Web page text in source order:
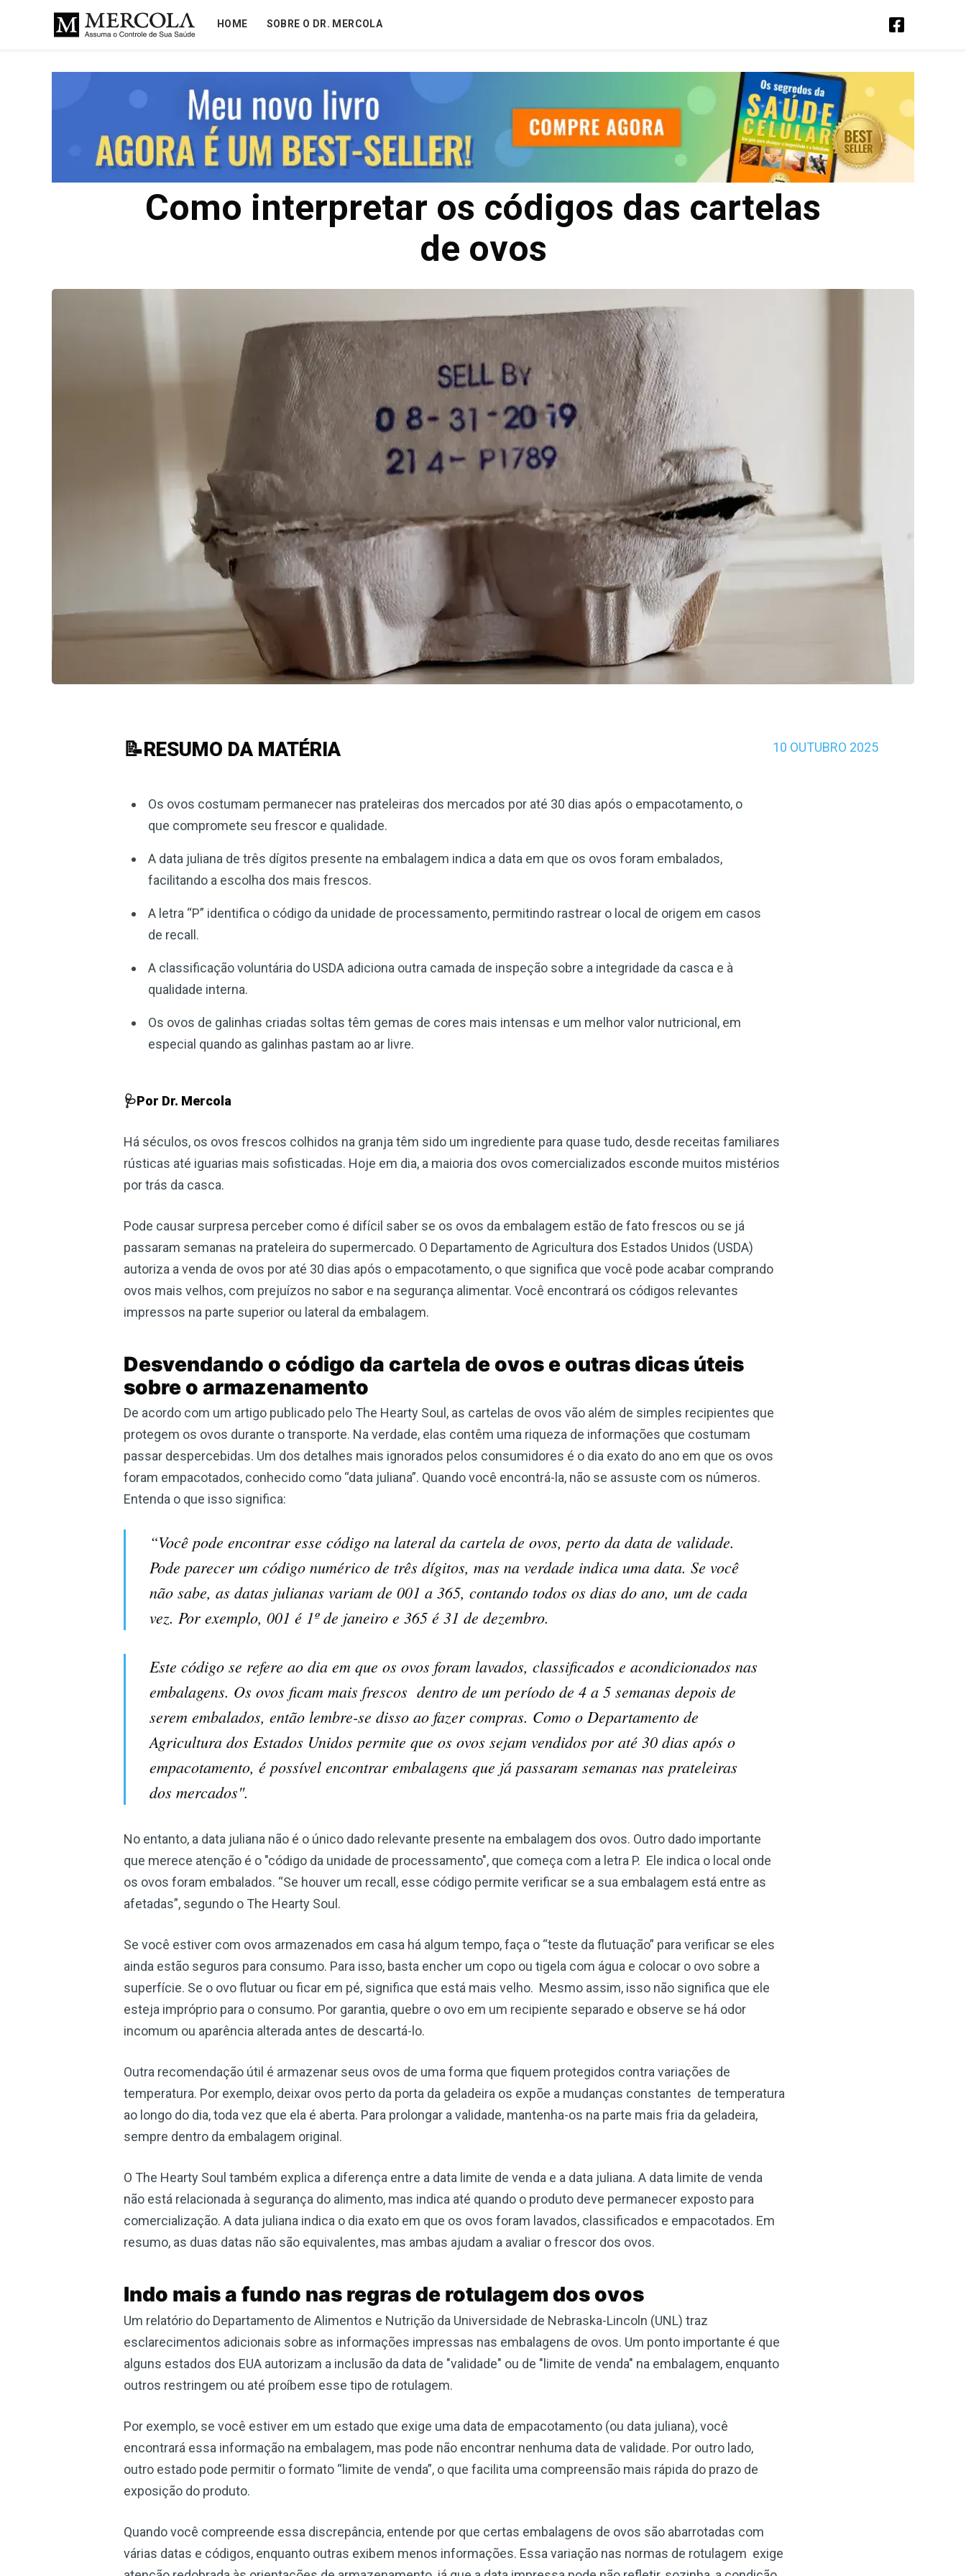
HOME SOBRE O DR. MERCOLA
Como interpretar os códigos das cartelas
de ovos
10 OUTUBRO 2025
📝RESUMO DA MATÉRIA
Os ovos costumam permanecer nas prateleiras dos mercados por até 30 dias após o empacotamento, o
que compromete seu frescor e qualidade.
A data juliana de três dígitos presente na embalagem indica a data em que os ovos foram embalados,
facilitando a escolha dos mais frescos.
A letra “P” identifica o código da unidade de processamento, permitindo rastrear o local de origem em casos
de recall.
A classificação voluntária do USDA adiciona outra camada de inspeção sobre a integridade da casca e à
qualidade interna.
Os ovos de galinhas criadas soltas têm gemas de cores mais intensas e um melhor valor nutricional, em
especial quando as galinhas pastam ao ar livre.
🩺Por Dr. Mercola
Há séculos, os ovos frescos colhidos na granja têm sido um ingrediente para quase tudo, desde receitas familiares
rústicas até iguarias mais sofisticadas. Hoje em dia, a maioria dos ovos comercializados esconde muitos mistérios
por trás da casca.
Pode causar surpresa perceber como é difícil saber se os ovos da embalagem estão de fato frescos ou se já
passaram semanas na prateleira do supermercado. O Departamento de Agricultura dos Estados Unidos (USDA)
autoriza a venda de ovos por até 30 dias após o empacotamento, o que significa que você pode acabar comprando
ovos mais velhos, com prejuízos no sabor e na segurança alimentar. Você encontrará os códigos relevantes
impressos na parte superior ou lateral da embalagem.
Desvendando o código da cartela de ovos e outras dicas úteis
sobre o armazenamento
De acordo com um artigo publicado pelo The Hearty Soul, as cartelas de ovos vão além de simples recipientes que
protegem os ovos durante o transporte. Na verdade, elas contêm uma riqueza de informações que costumam
passar despercebidas. Um dos detalhes mais ignorados pelos consumidores é o dia exato do ano em que os ovos
foram empacotados, conhecido como “data juliana”. Quando você encontrá-la, não se assuste com os números.
Entenda o que isso significa:
“Você pode encontrar esse código na lateral da cartela de ovos, perto da data de validade.
Pode parecer um código numérico de três dígitos, mas na verdade indica uma data. Se você
não sabe, as datas julianas variam de 001 a 365, contando todos os dias do ano, um de cada
vez. Por exemplo, 001 é 1º de janeiro e 365 é 31 de dezembro.
Este código se refere ao dia em que os ovos foram lavados, classificados e acondicionados nas
embalagens. Os ovos ficam mais frescos dentro de um período de 4 a 5 semanas depois de
serem embalados, então lembre-se disso ao fazer compras. Como o Departamento de
Agricultura dos Estados Unidos permite que os ovos sejam vendidos por até 30 dias após o
empacotamento, é possível encontrar embalagens que já passaram semanas nas prateleiras
dos mercados".
No entanto, a data juliana não é o único dado relevante presente na embalagem dos ovos. Outro dado importante
que merece atenção é o "código da unidade de processamento", que começa com a letra P. Ele indica o local onde
os ovos foram embalados. “Se houver um recall, esse código permite verificar se a sua embalagem está entre as
afetadas”, segundo o The Hearty Soul.
Se você estiver com ovos armazenados em casa há algum tempo, faça o “teste da flutuação” para verificar se eles
ainda estão seguros para consumo. Para isso, basta encher um copo ou tigela com água e colocar o ovo sobre a
superfície. Se o ovo flutuar ou ficar em pé, significa que está mais velho. Mesmo assim, isso não significa que ele
esteja impróprio para o consumo. Por garantia, quebre o ovo em um recipiente separado e observe se há odor
incomum ou aparência alterada antes de descartá-lo.
Outra recomendação útil é armazenar seus ovos de uma forma que fiquem protegidos contra variações de
temperatura. Por exemplo, deixar ovos perto da porta da geladeira os expõe a mudanças constantes de temperatura
ao longo do dia, toda vez que ela é aberta. Para prolongar a validade, mantenha-os na parte mais fria da geladeira,
sempre dentro da embalagem original.
O The Hearty Soul também explica a diferença entre a data limite de venda e a data juliana. A data limite de venda
não está relacionada à segurança do alimento, mas indica até quando o produto deve permanecer exposto para
comercialização. A data juliana indica o dia exato em que os ovos foram lavados, classificados e empacotados. Em
resumo, as duas datas não são equivalentes, mas ambas ajudam a avaliar o frescor dos ovos.
Indo mais a fundo nas regras de rotulagem dos ovos
Um relatório do Departamento de Alimentos e Nutrição da Universidade de Nebraska-Lincoln (UNL) traz
esclarecimentos adicionais sobre as informações impressas nas embalagens de ovos. Um ponto importante é que
alguns estados dos EUA autorizam a inclusão da data de "validade" ou de "limite de venda" na embalagem, enquanto
outros restringem ou até proíbem esse tipo de rotulagem.
Por exemplo, se você estiver em um estado que exige uma data de empacotamento (ou data juliana), você
encontrará essa informação na embalagem, mas pode não encontrar nenhuma data de validade. Por outro lado,
outro estado pode permitir o formato “limite de venda”, o que facilita uma compreensão mais rápida do prazo de
exposição do produto.
Quando você compreende essa discrepância, entende por que certas embalagens de ovos são abarrotadas com
várias datas e códigos, enquanto outras exibem menos informações. Essa variação nas normas de rotulagem exige
×
Escreva-se para receber #1 boletim
GRAÇA
Receba acesso ilimitado às melhores informações de saúde,
sem censura ou vigilância eletrônica.